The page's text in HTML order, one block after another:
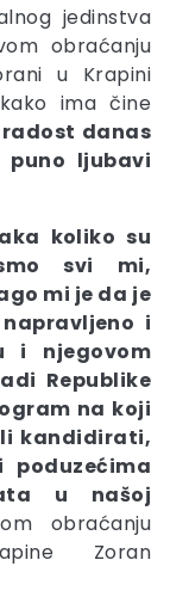
jedinstva
obraćanju
u Krapini
ima čine
danas
ljubavi
koliko su
svi mi,
mi je da je
i
i njegovom
Republike
na koji
kandidirati,
u našoj
obraćanju
Zoran